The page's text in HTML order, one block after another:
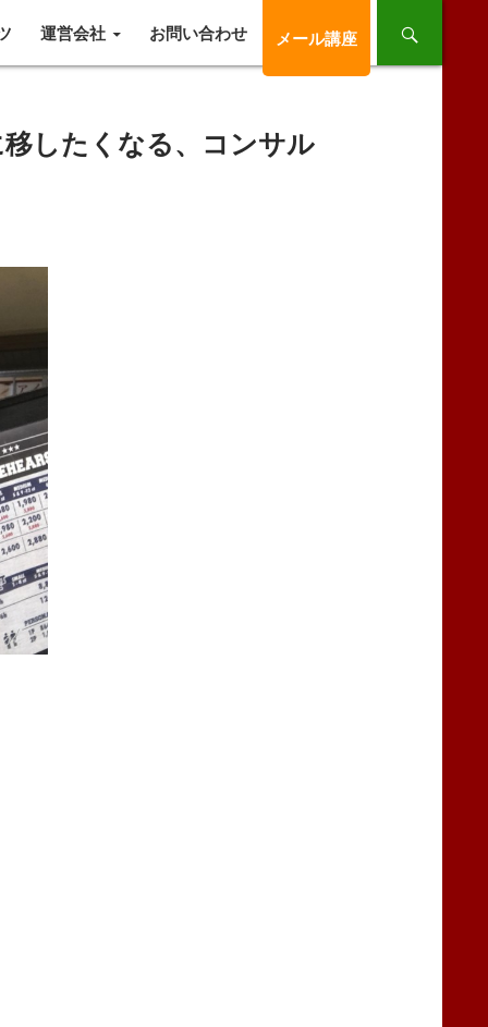
運営会社 お問い合わせ メール講座
したくなる、コンサル